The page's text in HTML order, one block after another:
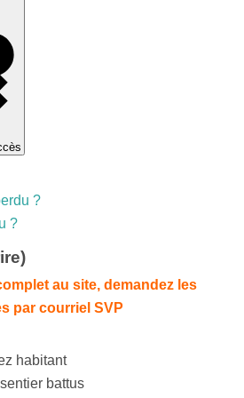
?
?
au site, demandez les
par courriel SVP
habitant
battus